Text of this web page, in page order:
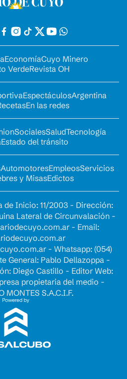
EconomíaCuyo Minero
VerdeRevista OH
EspectáculosArgentina
En las redes
SocialesSaludTecnología
Estado del tránsito
AutomotoresEmpleosServicios
y MisasEdictos
de Inicio: 11/2003 - Dirección:
Lateral de Circunvalación -
- Email:
- Whatsapp: (054)
General: Pablo Dellazoppa -
Diego Castillo - Editor Web:
propietaria del medio -
MONTES S.A.C.I.F.